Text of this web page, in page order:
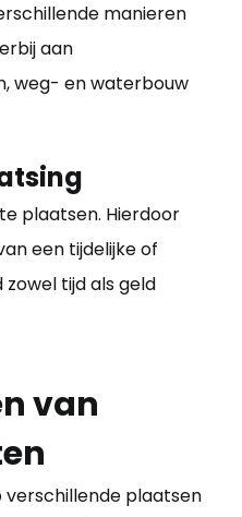
manieren
aan
weg- en waterbouw
plaatsen. Hierdoor
een tijdelijke of
tijd als geld
van
verschillende plaatsen